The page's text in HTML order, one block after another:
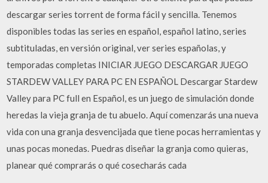
descargar series torrent de forma fácil y sencilla. Tenemos
disponibles todas las series en español, español latino, series
subtituladas, en versión original, ver series españolas, y
temporadas completas INICIAR JUEGO DESCARGAR JUEGO
STARDEW VALLEY PARA PC EN ESPAÑOL Descargar Stardew
Valley para PC full en Español, es un juego de simulación donde
heredas la vieja granja de tu abuelo. Aquí comenzarás una nueva
vida con una granja desvencijada que tiene pocas herramientas y
unas pocas monedas. Puedras diseñar la granja como quieras,
planear qué comprarás o qué cosecharás cada